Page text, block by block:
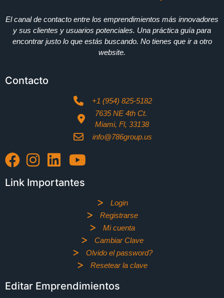
El canal de contacto entre los emprendimientos más innovadores
y sus clientes y usuarios potenciales. Una práctica guía para
encontrar justo lo que estás buscando. No tienes que ir a otro
website.
Contacto
+1 (954) 825-5182
7635 NE 4th Ct.
Miami, Fl, 33138
info@786group.us
Link Importantes
Login
Registrarse
Mi cuenta
Cambiar Clave
Olvido el password?
Resetear la clave
Editar Emprendimientos